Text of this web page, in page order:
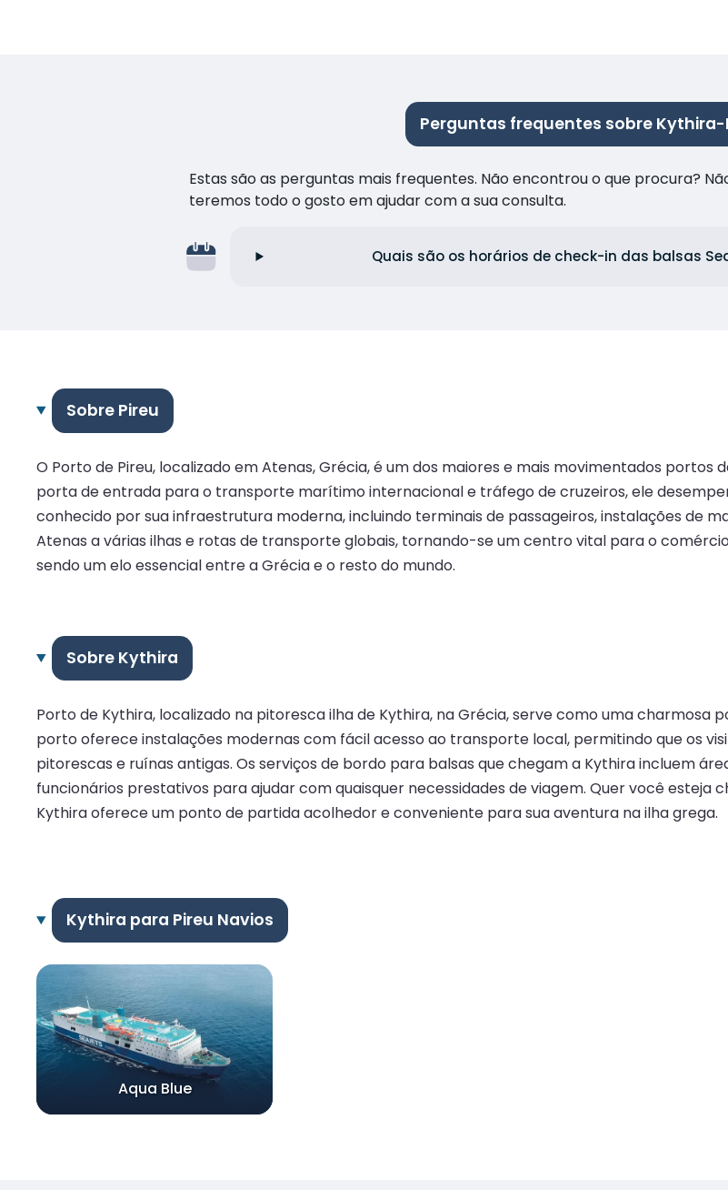
Perguntas frequentes sobre Kythira-
Estas são as perguntas mais frequentes. Não encontrou o que procura?
teremos todo o gosto em ajudar com a sua consulta.
Quais são os horários de check-in das balsas
Sobre Pireu
O Porto de Pireu, localizado em Atenas, Grécia, é um dos maiores e mais movimentados
porta de entrada para o transporte marítimo internacional e tráfego de cruzeiros, ele
conhecido por sua infraestrutura moderna, incluindo terminais de passageiros, instalações de
Atenas a várias ilhas e rotas de transporte globais, tornando-se um centro vital para o
sendo um elo essencial entre a Grécia e o resto do mundo.
Sobre Kythira
Porto de Kythira, localizado na pitoresca ilha de Kythira, na Grécia, serve como uma charmosa
porto oferece instalações modernas com fácil acesso ao transporte local, permitindo que os
pitorescas e ruínas antigas. Os serviços de bordo para balsas que chegam a Kythira incluem
funcionários prestativos para ajudar com quaisquer necessidades de viagem. Quer você
Kythira oferece um ponto de partida acolhedor e conveniente para sua aventura na ilha grega.
Kythira para Pireu Navios
Aqua Blue